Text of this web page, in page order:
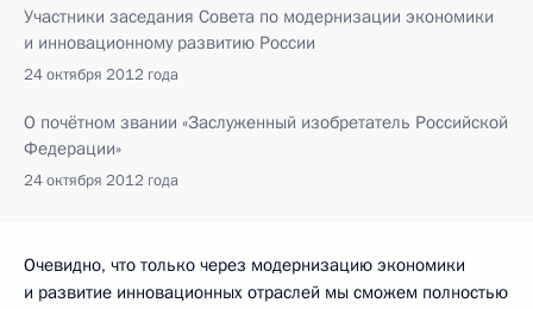
Участники заседания Совета по модернизации экономики
и инновационному развитию России
24 октября 2012 года
О почётном звании «Заслуженный изобретатель Российской
Федерации»
24 октября 2012 года
Очевидно, что только через модернизацию экономики
и развитие инновационных отраслей мы сможем полностью